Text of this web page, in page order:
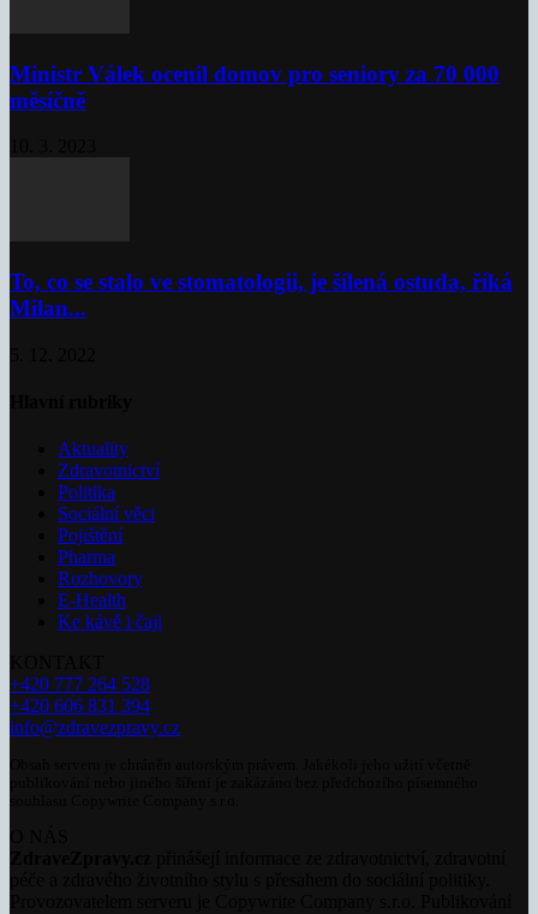
Ministr Válek ocenil domov pro seniory za 70 000
měsíčně
To, co se stalo ve stomatologii, je šílená ostuda, říká
Milan...
Aktuality
Zdravotnictví
Politika
Sociální věci
Pojištění
Pharma
Rozhovory
E-Health
Ke kávě i čaji
+420 777 264 528
+420 606 831 394
info@zdravezpravy.cz